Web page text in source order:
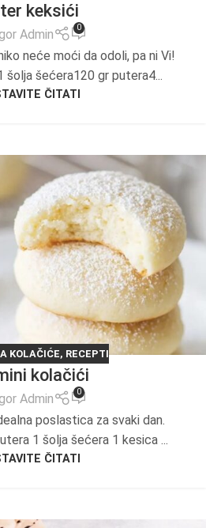
keksići
Admin 0
neće moći da odoli, pa ni Vi!
šolja šećera120 gr putera4...
ČITATI
KOLAČIĆE, RECEPTI
kolačići
Admin 0
poslastica za svaki dan.
1 šolja šećera 1 kesica ...
ČITATI